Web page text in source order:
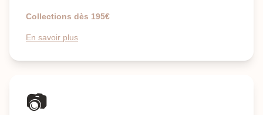
Collections dès 195€
En savoir plus
📷